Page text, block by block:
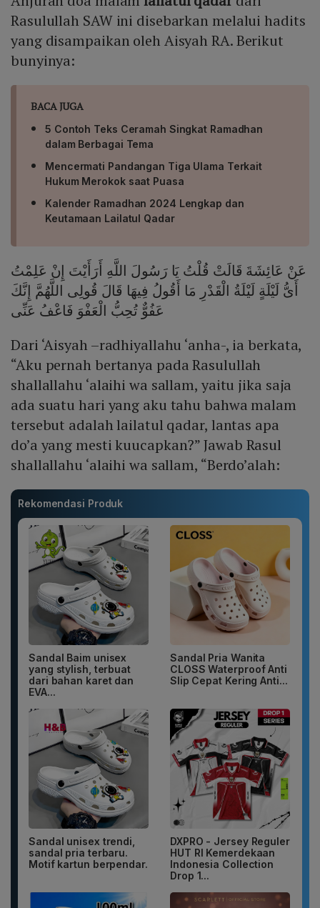
Rasulullah SAW ini disebarkan melalui hadits
yang disampaikan oleh Aisyah RA. Berikut
bunyinya:
BACA JUGA
5 Contoh Teks Ceramah Singkat Ramadhan
dalam Berbagai Tema
Mencermati Pandangan Tiga Ulama Terkait
Hukum Merokok saat Puasa
Kalender Ramadhan 2024 Lengkap dan
Keutamaan Lailatul Qadar
عَنْ عَائِشَةَ قَالَتْ قُلْتُ يَا رَسُولَ اللَّهِ أَرَأَيْتَ إِنْ عَلِمْتُ
أَىُّ لَيْلَةٍ لَيْلَةُ الْقَدْرِ مَا أَقُولُ فِيهَا قَالَ قُولِى اللَّهُمَّ إِنَّكَ
عَفُوٌّ تُحِبُّ الْعَفْوَ فَاعْفُ عَنِّى
Dari ‘Aisyah –radhiyallahu ‘anha-, ia berkata,
“Aku pernah bertanya pada Rasulullah
shallallahu ‘alaihi wa sallam, yaitu jika saja
ada suatu hari yang aku tahu bahwa malam
tersebut adalah lailatul qadar, lantas apa
do’a yang mesti kuucapkan?” Jawab Rasul
shallallahu ‘alaihi wa sallam, “Berdo’alah:
Rekomendasi Produk
Sandal Baim unisex
yang stylish, terbuat
dari bahan karet dan
EVA...
Sandal Pria Wanita
CLOSS Waterproof Anti
Slip Cepat Kering Anti...
Sandal unisex trendi,
sandal pria terbaru.
Motif kartun berpendar.
DXPRO - Jersey Reguler
HUT RI Kemerdekaan
Indonesia Collection
Drop 1...